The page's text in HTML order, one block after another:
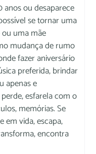
anos ou desaparece
se tornar uma
uma mãe
mudança de rumo
fazer aniversário
preferida, brindar
apenas e
esfarela com o
memórias. Se
em vida, escapa,
encontra